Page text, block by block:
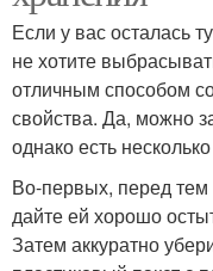
Если у вас осталась
не хотите
отличным способом
свойства. Да, можно
однако есть
Во-первых, перед тем
дайте ей хорошо
Затем аккуратно